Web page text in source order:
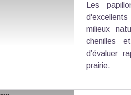
Voir l'image en plein écran
Les
milieux
chenilles
d’évaluer
prairie.